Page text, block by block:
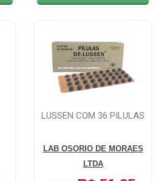
LUSSEN COM 36 PILULAS
LAB OSORIO DE MORAES
LTDA